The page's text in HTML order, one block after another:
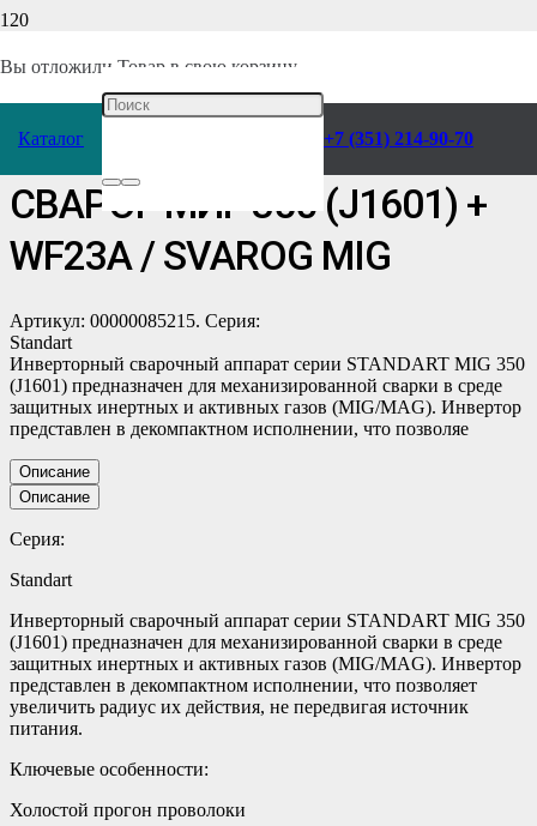
Вы отложили Товар в свою корзину.
Каталог +7 (351) 214-90-70
Главная/Каталог/Сварочное оборудование
Инверторный полуавтомат
СВАРОГ МИГ 350 (J1601) +
WF23A / SVAROG MIG
Артикул: 00000085215. Серия:
Standart
Инверторный сварочный аппарат серии STANDART MIG 350
(J1601) предназначен для механизированной сварки в среде
защитных инертных и активных газов (MIG/MAG). Инвертор
представлен в декомпактном исполнении, что позволяе
Описание
Описание
Серия:
Standart
Инверторный сварочный аппарат серии STANDART MIG 350
(J1601) предназначен для механизированной сварки в среде
защитных инертных и активных газов (MIG/MAG). Инвертор
представлен в декомпактном исполнении, что позволяет
увеличить радиус их действия, не передвигая источник
питания.
Ключевые особенности:
Холостой прогон проволоки